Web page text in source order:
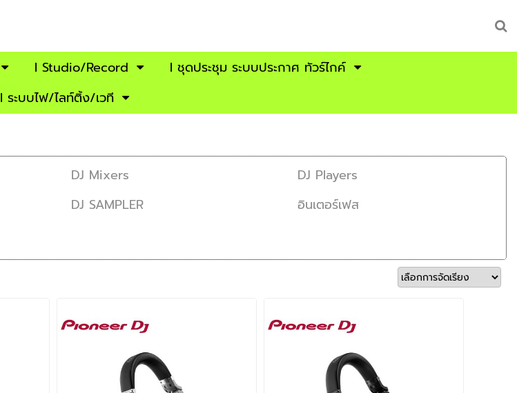
I Studio/Record
l ชุดประชุม ระบบประกาศ ทัวร์ไกค์
I ระบบไฟ/ไลท์ติ้ง/เวที
DJ Mixers
DJ Players
DJ SAMPLER
อินเตอร์เฟส